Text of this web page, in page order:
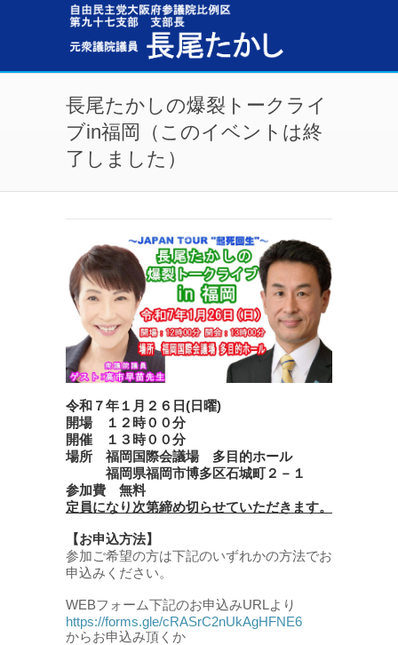
メインコンテンツに移動
長尾たかしの爆裂トークライ
ブin福岡（このイベントは終
了しました）
令和７年１月２６日(日曜)
開場 １２時００分
開催 １３時００分
場所 福岡国際会議場 多目的ホール
福岡県福岡市博多区石城町２－１
参加費 無料
定員になり次第締め切らせていただきます。
【お申込方法】
参加ご希望の方は下記のいずれかの方法でお
申込みください。
WEBフォーム下記のお申込みURLより
https://forms.gle/cRASrC2nUkAgHFNE6
からお申込み頂くか